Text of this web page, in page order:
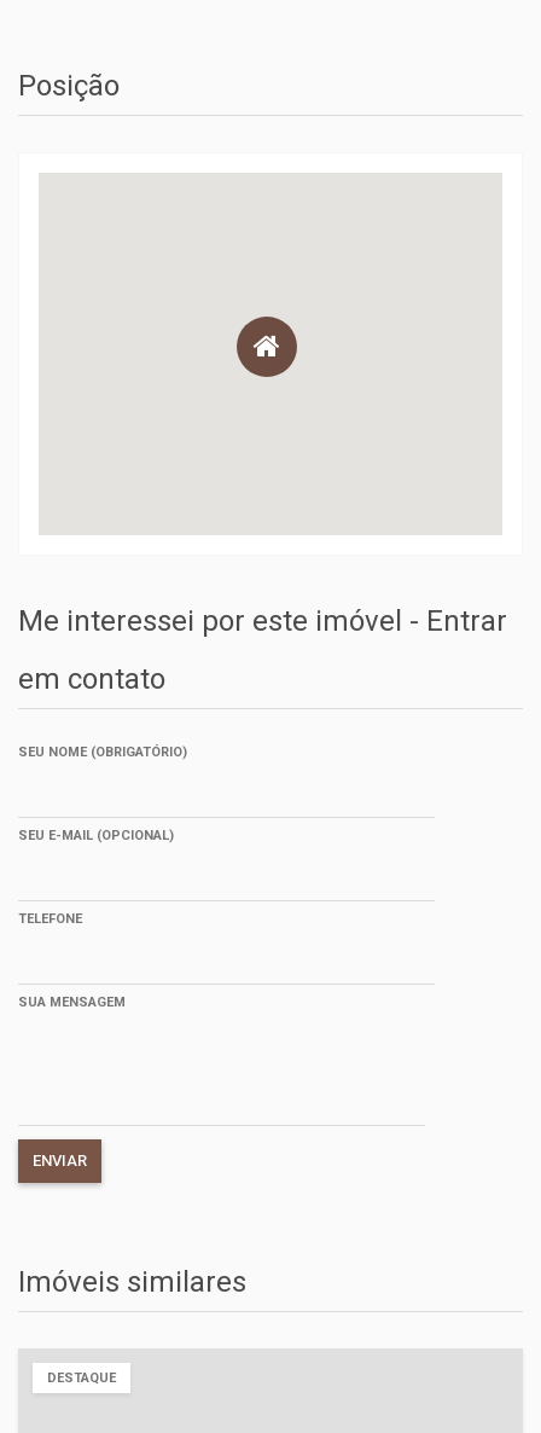
Posição
Me interessei por este imóvel - Entrar
em contato
SEU NOME (OBRIGATÓRIO)
SEU E-MAIL (OPCIONAL)
TELEFONE
SUA MENSAGEM
Imóveis similares
DESTAQUE